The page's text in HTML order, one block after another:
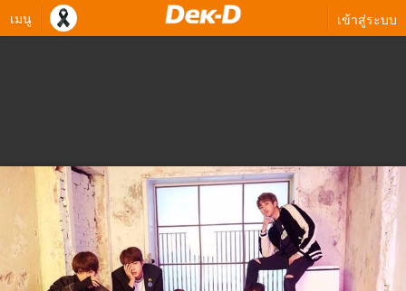
เมนู เข้าสู่ระบบ